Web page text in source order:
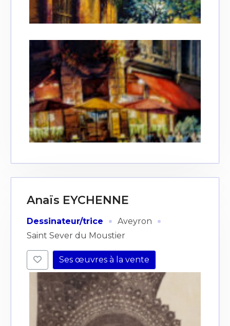
Anaïs EYCHENNE
Dessinateur/trice · Aveyron ·
Saint Sever du Moustier
Ses œuvres à la vente